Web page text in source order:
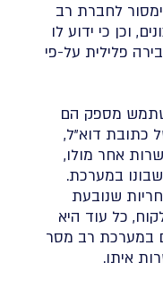
לחברת רב
וכן כי ידוע לו
פלילית על-פי
מספק הם
כתובת דוא"ל,
אחר מולו,
במערכת.
שנובעת
כל עוד היא
במערכת רב מסר
איתו.